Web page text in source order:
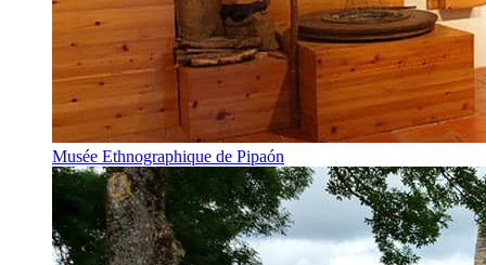
Musée Ethnographique de Pipaón